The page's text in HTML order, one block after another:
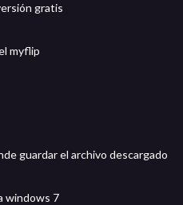
gratis
myflip
guardar el archivo descargado
windows 7